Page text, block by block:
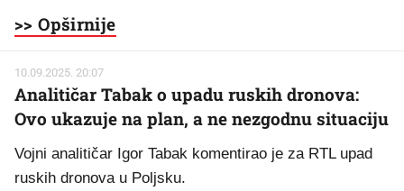
>> Opširnije
10.09.2025. 20:07
Analitičar Tabak o upadu ruskih dronova:
Ovo ukazuje na plan, a ne nezgodnu situaciju
Vojni analitičar Igor Tabak komentirao je za RTL upad
ruskih dronova u Poljsku.